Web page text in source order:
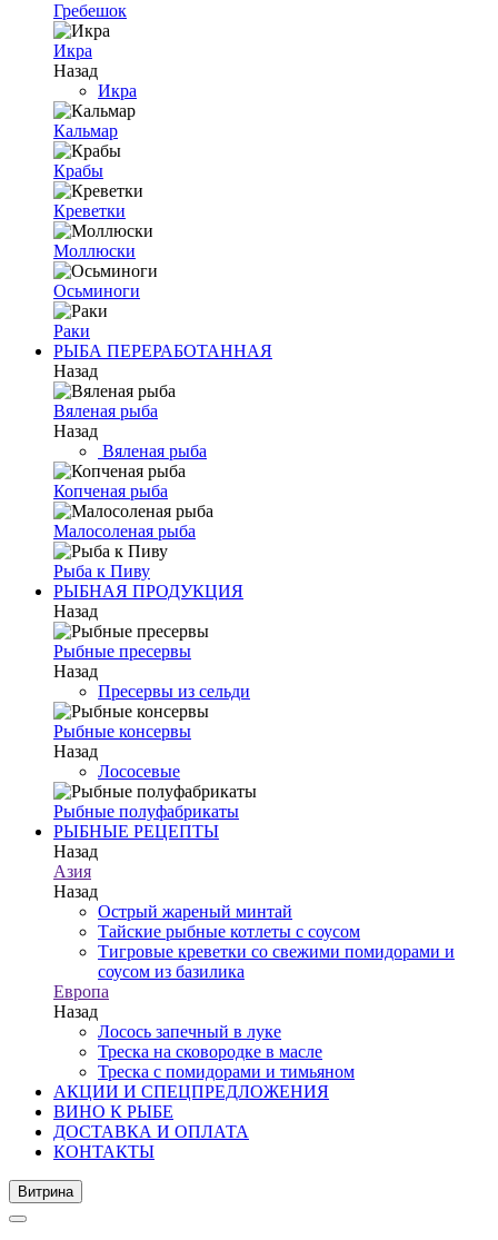
Гребешок
Икра
Назад
Икра
Кальмар
Крабы
Креветки
Моллюски
Осьминоги
Раки
РЫБА ПЕРЕРАБОТАННАЯ
Назад
Вяленая рыба
Назад
Вяленая рыба
Копченая рыба
Малосоленая рыба
Рыба к Пиву
РЫБНАЯ ПРОДУКЦИЯ
Назад
Рыбные пресервы
Назад
Пресервы из сельди
Рыбные консервы
Назад
Лососевые
Рыбные полуфабрикаты
РЫБНЫЕ РЕЦЕПТЫ
Назад
Азия
Назад
Острый жареный минтай
Тайские рыбные котлеты с соусом
Тигровые креветки со свежими помидорами и
соусом из базилика
Европа
Назад
Лосось запечный в луке
Треска на сковородке в масле
Треска с помидорами и тимьяном
АКЦИИ И СПЕЦПРЕДЛОЖЕНИЯ
ВИНО К РЫБЕ
ДОСТАВКА И ОПЛАТА
КОНТАКТЫ
Витрина